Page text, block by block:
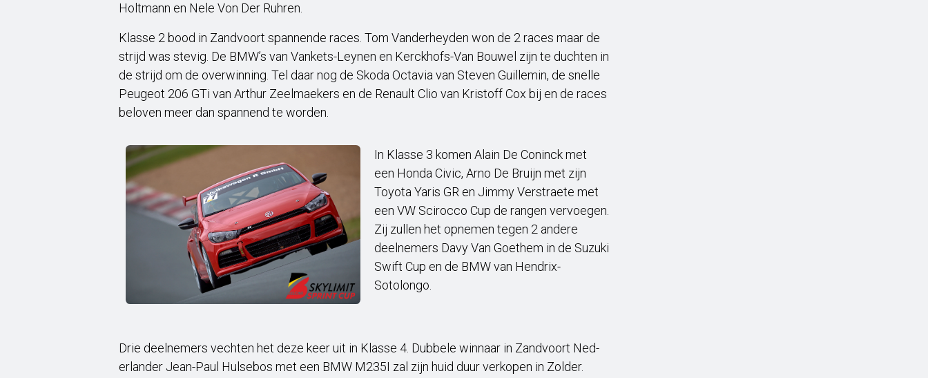
Holtmann en Nele Von Der Ruhren.
Klasse 2 bood in Zandvoort spannende races. Tom Vanderheyden won de 2 races maar de
strijd was stevig. De BMW’s van Vankets-Leynen en Kerckhofs-Van Bouwel zijn te duchten in
de strijd om de overwinning. Tel daar nog de Skoda Octavia van Steven Guillemin, de snelle
Peugeot 206 GTi van Arthur Zeelmaekers en de Renault Clio van Kristoff Cox bij en de races
beloven meer dan spannend te worden.
In Klasse 3 komen Alain De Coninck met
een Honda Civic, Arno De Bruijn met zijn
Toyota Yaris GR en Jimmy Verstraete met
een VW Scirocco Cup de rangen vervoegen.
Zij zullen het opnemen tegen 2 andere
deelnemers Davy Van Goethem in de Suzuki
Swift Cup en de BMW van Hendrix-
Sotolongo.
Drie deelnemers vechten het deze keer uit in Klasse 4. Dubbele winnaar in Zandvoort Ned-
erlander Jean-Paul Hulsebos met een BMW M235I zal zijn huid duur verkopen in Zolder.